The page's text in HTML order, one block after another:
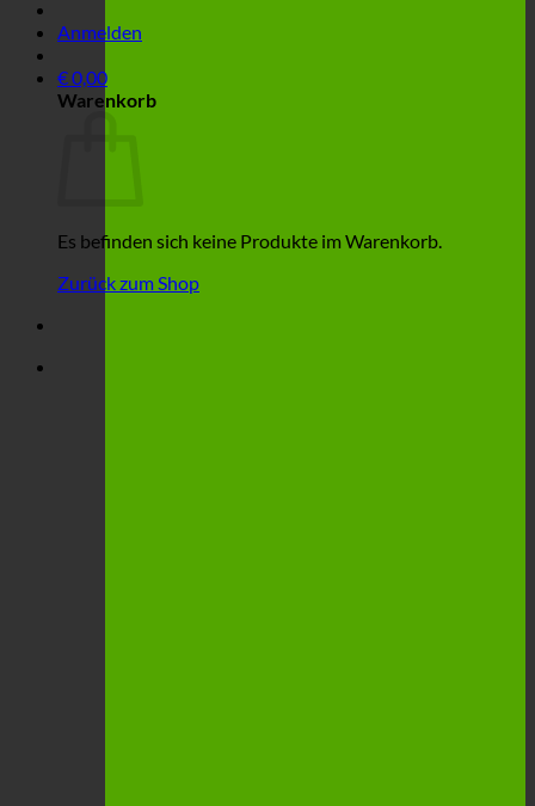
Anmelden
€0,00
Warenkorb
Es befinden sich keine Produkte im Warenkorb.
Zurück zum Shop